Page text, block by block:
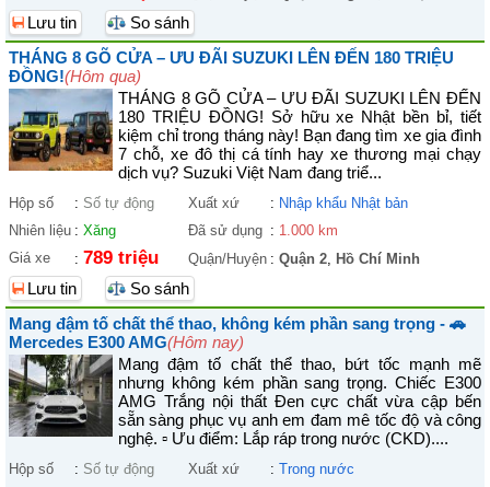
Lưu tin
So sánh
THÁNG 8 GÕ CỬA – ƯU ĐÃI SUZUKI LÊN ĐẾN 180 TRIỆU
ĐỒNG!(Hôm qua)
THÁNG 8 GÕ CỬA – ƯU ĐÃI SUZUKI LÊN ĐẾN
180 TRIỆU ĐỒNG! Sở hữu xe Nhật bền bỉ, tiết
kiệm chỉ trong tháng này! Bạn đang tìm xe gia đình
7 chỗ, xe đô thị cá tính hay xe thương mại chạy
dịch vụ? Suzuki Việt Nam đang triể...
Hộp số : Số tự động Xuất xứ : Nhập khẩu Nhật bản
Nhiên liệu : Xăng Đã sử dụng : 1.000 km
Giá xe
: 789 triệu Quận/Huyện : Quận 2, Hồ Chí Minh
Lưu tin
So sánh
Mang đậm tố chất thể thao, không kém phần sang trọng - 🚗
Mercedes E300 AMG(Hôm nay)
Mang đậm tố chất thể thao, bứt tốc mạnh mẽ
nhưng không kém phần sang trọng. Chiếc E300
AMG Trắng nội thất Đen cực chất vừa cập bến
sẵn sàng phục vụ anh em đam mê tốc độ và công
nghệ. ▫ Ưu điểm: Lắp ráp trong nước (CKD)....
Hộp số : Số tự động Xuất xứ : Trong nước